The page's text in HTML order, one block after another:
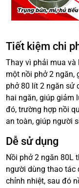
Tiết kiệm chi
Thay vì phải mua và
một nồi phở 2 ngăn,
phở 80 lít 2 ngăn sử
hai ngăn, giúp giảm
đó, trường hợp nồi
an toàn, giúp người
Dễ sử dụng
Nồi phở 2 ngăn 80L
người dùng thao tác
chỉnh nhiệt, sau đó